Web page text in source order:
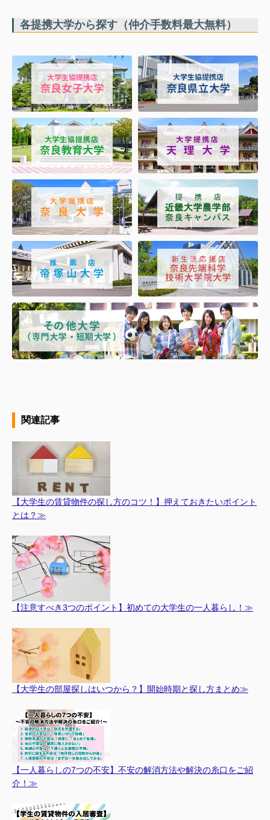
各提携大学から探す（仲介手数料最大無料）
関連記事
【大学生の賃貸物件の探し方のコツ！】押えておきたいポイント
とは？≫
【注意すべき3つのポイント】初めての大学生の一人暮らし！≫
【大学生の部屋探しはいつから？】開始時期と探し方まとめ≫
【一人暮らしの7つの不安】不安の解消方法や解決の糸口をご紹
介！≫